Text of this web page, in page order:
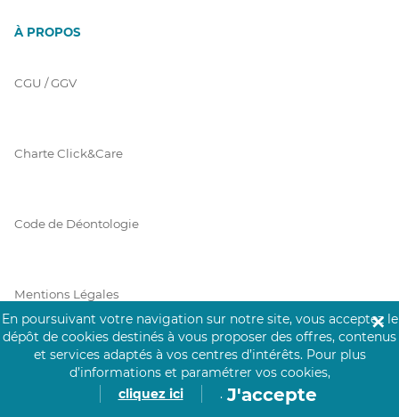
À PROPOS
CGU / GGV
Charte Click&Care
Code de Déontologie
Mentions Légales
Prérequis Click&Care
En poursuivant votre navigation sur notre site, vous acceptez le
dépôt de cookies destinés à vous proposer des offres, contenus
et services adaptés à vos centres d’intérêts. Pour plus
d’informations et paramétrer vos cookies,
cliquez ici
. J'accepte
✕